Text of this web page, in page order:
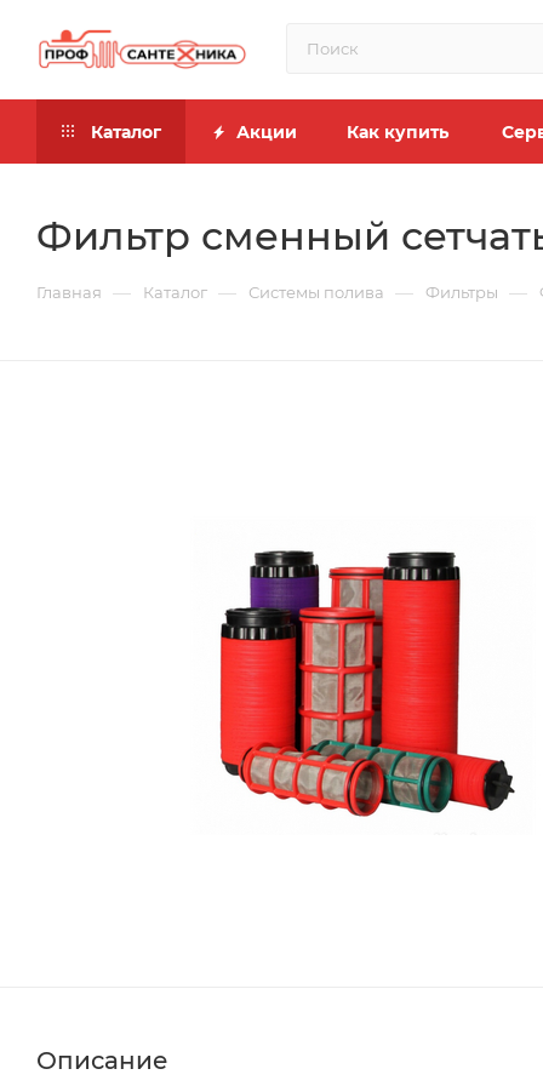
Каталог Акции Как купить
Фильтр сменный
Главная — Каталог — Системы полива — Фильтры —
Описание